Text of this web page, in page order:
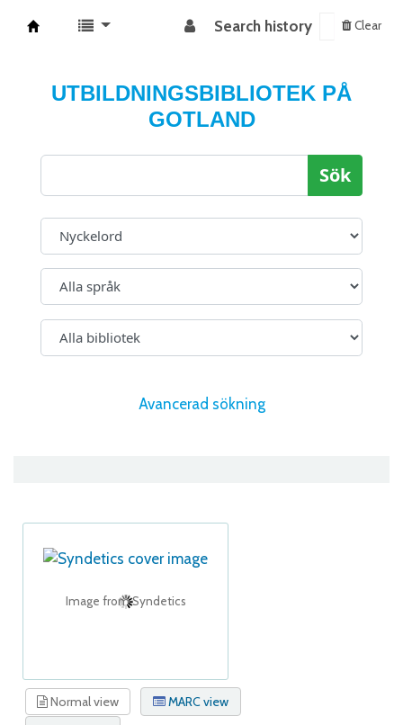
Search history Clear
UTBILDNINGSBIBLIOTEK PÅ
GOTLAND
Sök
Avancerad sökning
Image from Syndetics
Normal view
MARC view